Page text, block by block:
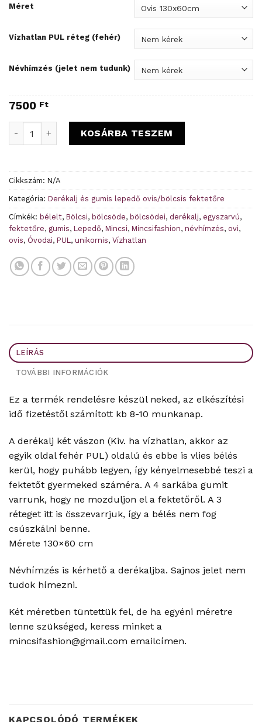
Méret
Vízhatlan PUL réteg (fehér)
Névhímzés (jelet nem tudunk)
7500 Ft
Dínó mintás bélelt gumis derékalj - Rendelésre mennyiség
KOSÁRBA TESZEM
Cikkszám: N/A
Kategória: Derékalj és gumis lepedő ovis/bölcsis fektetőre
Címkék: bélelt, Bölcsi, bölcsöde, bölcsödei, derékalj, egyszarvú,
fektetőre, gumis, Lepedő, Mincsi, Mincsifashion, névhímzés, ovi,
ovis, Óvodai, PUL, unikornis, Vízhatlan
LEÍRÁS
TOVÁBBI INFORMÁCIÓK
Ez a termék rendelésre készül neked, az elkészítési
idő fizetéstől számított kb 8-10 munkanap.
A derékalj két vászon (Kiv. ha vízhatlan, akkor az
egyik oldal fehér PUL) oldalú és ebbe is vlies bélés
kerül, hogy puhább legyen, így kényelmesebbé teszi a
fektetőt gyermeked száméra. A 4 sarkába gumit
varrunk, hogy ne mozduljon el a fektetőről. A 3
réteget itt is összevarrjuk, így a bélés nem fog
csúszkálni benne.
Mérete 130×60 cm
Névhímzés is kérhető a derékaljba. Sajnos jelet nem
tudok hímezni.
Két méretben tüntettük fel, de ha egyéni méretre
lenne szükséged, keress minket a
mincsifashion@gmail.com emailcímen.
KAPCSOLÓDÓ TERMÉKEK